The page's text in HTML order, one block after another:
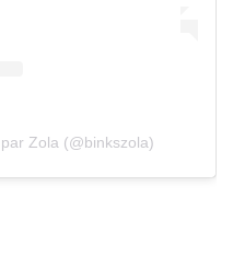
Zola (@binkszola)